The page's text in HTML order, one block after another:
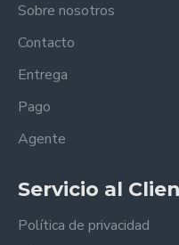
Sobre nosotros
Contacto
Entrega
Pago
Agente
Servicio al
Política de privacidad